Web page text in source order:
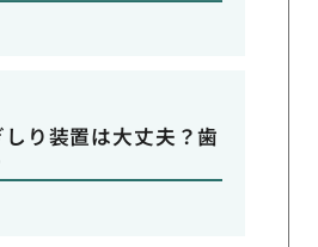
り装置は大丈夫？歯